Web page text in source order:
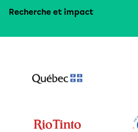
Recherche et impact